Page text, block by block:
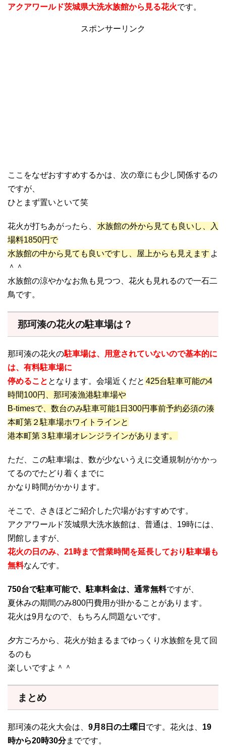
アクアワールド茨城県大洗水族館から見る花火です。
スポンサーリンク
ここをなぜおすすめするかは、次の章にも少し関係するの
ですが、
ひとまず置いといて笑
花火が打ちあがったら、
水族館の外から見ても良いし、入
場料1850円で
水族館の中から見ても良いですし、屋上からも見えます よ
＾＾
水族館の涼やかなお魚も見つつ、花火も見れるので一石二
鳥です。
那珂湊の花火の駐車場は？
那珂湊の花火の駐車場は、用意されていないので基本的に
は、有料駐車場に
停めること となります。会場近くだと 425台駐車可能の4
時間100円、那珂湊漁港駐車場や
B-timesで、数台のみ駐車可能1日300円事前予約必須の湊
本町第２駐車場ホワイトラインと
港本町第３駐車場オレンジラインがあります。
ただ、この駐車場は、数が少ないうえに交通規制がかかっ
てるのでたどり着くまでに
かなり時間がかかります。
そこで、さきほどご紹介した穴場がおすすめです。
アクアワールド茨城県大洗水族館は、普通は、19時には、
閉館しますが、
花火の日のみ、21時まで営業時間を延長しており駐車場も
無料なんです。
750台で駐車可能で、駐車料金は、通常無料ですが、
夏休みの期間のみ800円費用が掛かることがあります。
花火は9月なので、もちろん問題ないです。
夕方ごろから、花火が始まるまでゆっくり水族館を見て回
るのも
楽しいですよ＾＾
まとめ
那珂湊の花火大会は、 9月8日の土曜日 です。花火は、 19
時から20時30分までです。